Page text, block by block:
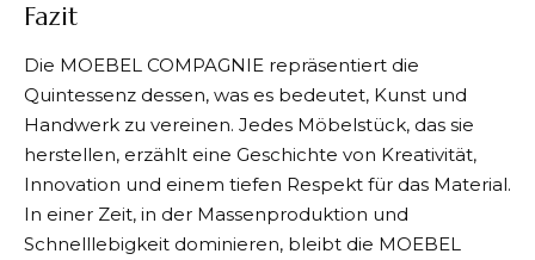
Fazit
Die MOEBEL COMPAGNIE repräsentiert die
Quintessenz dessen, was es bedeutet, Kunst und
Handwerk zu vereinen. Jedes Möbelstück, das sie
herstellen, erzählt eine Geschichte von Kreativität,
Innovation und einem tiefen Respekt für das Material.
In einer Zeit, in der Massenproduktion und
Schnelllebigkeit dominieren, bleibt die MOEBEL